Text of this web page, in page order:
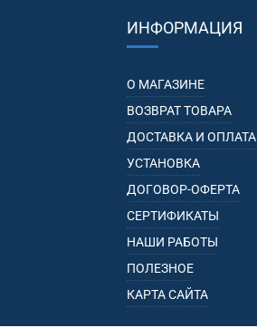
ИНФОРМАЦИЯ
О МАГАЗИНЕ
ВОЗВРАТ ТОВАРА
ДОСТАВКА И ОПЛАТА
УСТАНОВКА
ДОГОВОР-ОФЕРТА
СЕРТИФИКАТЫ
НАШИ РАБОТЫ
ПОЛЕЗНОЕ
КАРТА САЙТА